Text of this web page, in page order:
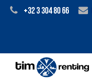
+32 3 304 80 66